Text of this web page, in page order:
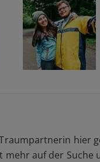
hier
mehr auf der Suche